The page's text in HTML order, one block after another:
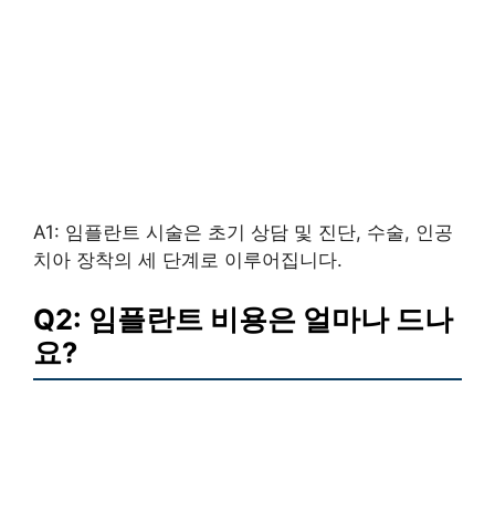
A1: 임플란트 시술은 초기 상담 및 진단, 수술, 인공
치아 장착의 세 단계로 이루어집니다.
Q2: 임플란트 비용은 얼마나 드나
요?